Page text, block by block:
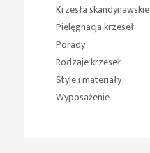
Krzesła skandynawskie
Pielęgnacja krzeseł
Porady
Rodzaje krzeseł
Style i materiały
Wyposażenie